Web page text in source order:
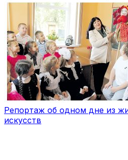
Репортаж об одном дне из
искусств